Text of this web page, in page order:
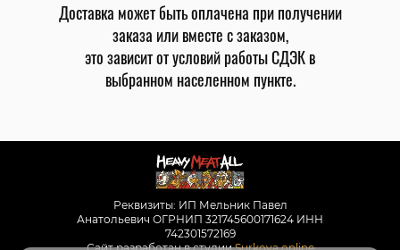
Доставка может быть оплачена при получении
заказа или вместе с заказом,
это зависит от условий работы СДЭК в
выбранном населенном пункте.
Реквизиты: ИП Мельник Павел
Анатольевич ОГРНИП 321745600171624 ИНН
742301572169